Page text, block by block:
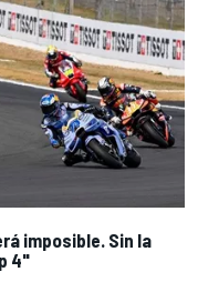
imposible. Sin la
4"